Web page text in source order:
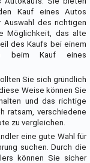
Kauf eines Autos
Auswahl des richtigen
Möglichkeit, das alte
des Kaufs bei einem
beim Kauf eines
Sie sich gründlich
Weise können Sie
und das richtige
ratsam, verschiedene
zu vergleichen.
eine gute Wahl für
suchen. Durch die
können Sie sicher